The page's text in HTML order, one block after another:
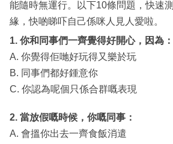
能隨時無運行。以下10條問題，快速
緣，快啲睇吓自己係咪人見人愛啦。
1. 你和同事們一齊覺得好開心，因為：
A. 你覺得佢哋好玩得又樂於玩
B. 同事們都好鍾意你
C. 你認為呢個只係合群嘅表現
2. 當放假嘅時候，你嘅同事：
A. 會搵你出去一齊食飯消遣